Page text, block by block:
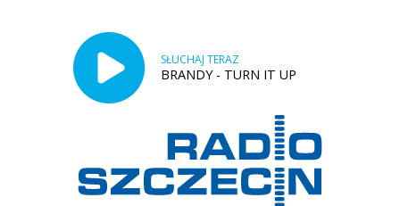
SŁUCHAJ TERAZ
BRANDY - TURN IT UP